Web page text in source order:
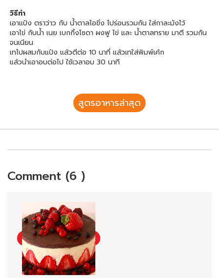
วิธีทำ
เอาแป้ง ตราว่าว กับ น้ำตาลไอฃิ่ง ไปร่อนรวมกัน ใส่กาละมังไว้
เอาไข่ กับน้ำ เนย เบกกิ้งโซดา ผงฟู ไข่ และ น้ำตาลทราย มาตี รวมกัน
จนเนียน
เทไปผสมกับแป้ง แล้วตีต่อ 10 นาที่ แล้วเทใส่พิมพ์เค้ก
แล้วนำเอาอบต่อไป ใช้เวลาอบ 30 นาที
สูตรอาหารล่าสุด
Comment (6 )